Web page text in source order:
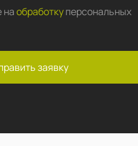
наобработкуперсональных
заявку